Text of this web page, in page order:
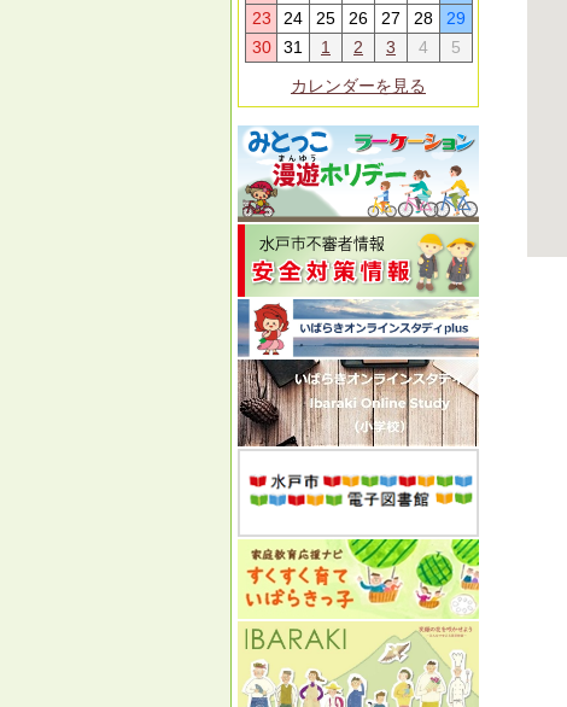
23
24 25 26 27 28
29
30
31 1 2 3 4
5
カレンダーを見る